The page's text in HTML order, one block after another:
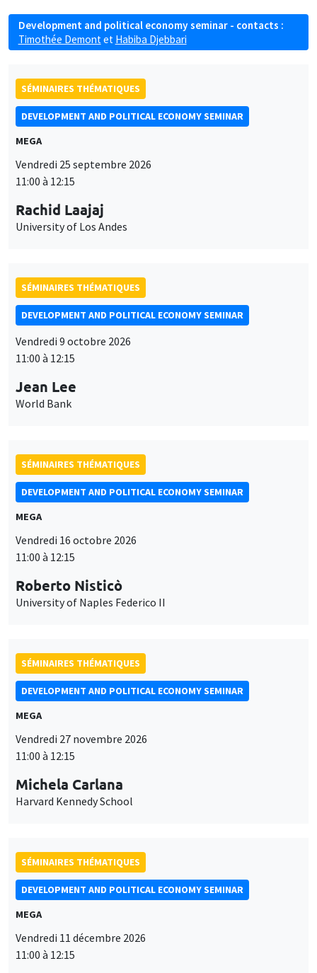
Development and political economy seminar - contacts :
Timothée Demont et Habiba Djebbari
SÉMINAIRES THÉMATIQUES
DEVELOPMENT AND POLITICAL ECONOMY SEMINAR
MEGA
Vendredi 25 septembre 2026
11:00 à 12:15
Rachid Laajaj
University of Los Andes
SÉMINAIRES THÉMATIQUES
DEVELOPMENT AND POLITICAL ECONOMY SEMINAR
Vendredi 9 octobre 2026
11:00 à 12:15
Jean Lee
World Bank
SÉMINAIRES THÉMATIQUES
DEVELOPMENT AND POLITICAL ECONOMY SEMINAR
MEGA
Vendredi 16 octobre 2026
11:00 à 12:15
Roberto Nisticò
University of Naples Federico II
SÉMINAIRES THÉMATIQUES
DEVELOPMENT AND POLITICAL ECONOMY SEMINAR
MEGA
Vendredi 27 novembre 2026
11:00 à 12:15
Michela Carlana
Harvard Kennedy School
SÉMINAIRES THÉMATIQUES
DEVELOPMENT AND POLITICAL ECONOMY SEMINAR
MEGA
Vendredi 11 décembre 2026
11:00 à 12:15